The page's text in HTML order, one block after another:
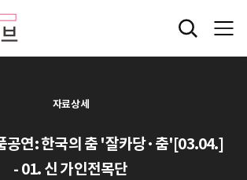
자료상세
공연: 한국의 춤 '잘카당·춤'[03.04.]
- 01. 신 가인전목단